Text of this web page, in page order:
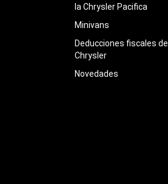
la Chrysler Pacifica
Minivans
Deducciones fiscales de
Chrysler
Novedades